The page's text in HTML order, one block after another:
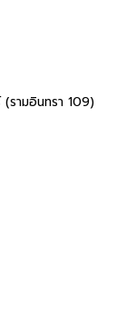
รามอินทรา 109)